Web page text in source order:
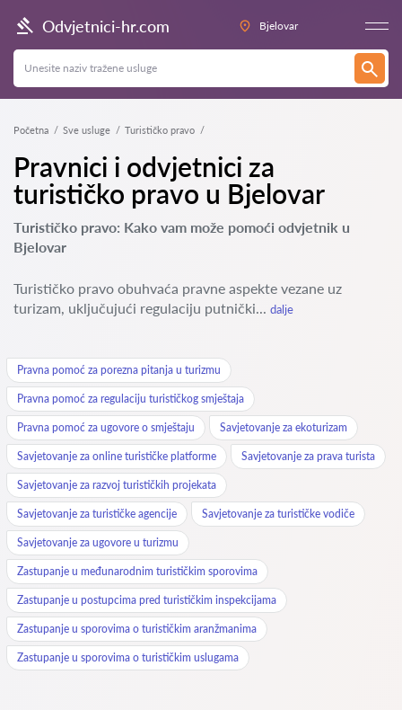
Odvjetnici-hr.com Bjelovar
Početna Sve usluge Turističko pravo
Pravnici i odvjetnici za
turističko pravo u Bjelovar
Turističko pravo: Kako vam može pomoći odvjetnik u
Bjelovar
Turističko pravo obuhvaća pravne aspekte vezane uz
turizam, uključujući regulaciju putnički... dalje
Pravna pomoć za porezna pitanja u turizmu
Pravna pomoć za regulaciju turističkog smještaja
Pravna pomoć za ugovore o smještaju Savjetovanje za ekoturizam
Savjetovanje za online turističke platforme Savjetovanje za prava turista
Savjetovanje za razvoj turističkih projekata
Savjetovanje za turističke agencije Savjetovanje za turističke vodiče
Savjetovanje za ugovore u turizmu
Zastupanje u međunarodnim turističkim sporovima
Zastupanje u postupcima pred turističkim inspekcijama
Zastupanje u sporovima o turističkim aranžmanima
Zastupanje u sporovima o turističkim uslugama